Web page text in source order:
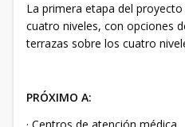
La primera etapa del
cuatro niveles, con opciones
terrazas sobre los cuatro
PRÓXIMO A: